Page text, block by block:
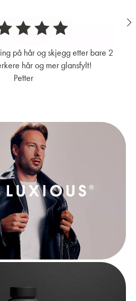
på hår og skjegg etter bare 2
hår og mer glansfylt!
Petter